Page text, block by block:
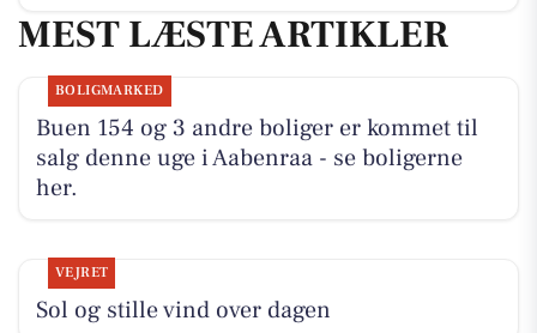
MEST LÆSTE ARTIKLER
BOLIGMARKED
Buen 154 og 3 andre boliger er kommet til
salg denne uge i Aabenraa - se boligerne
her.
VEJRET
Sol og stille vind over dagen